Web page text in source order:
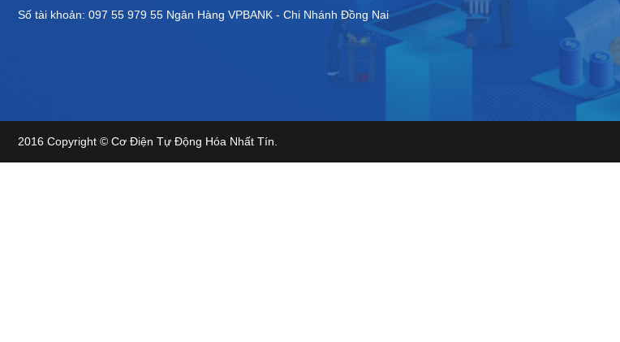
Số tài khoản: 097 55 979 55 Ngân Hàng VPBANK - Chi Nhánh Đồng Nai
2016 Copyright © Cơ Điện Tự Động Hóa Nhất Tín.